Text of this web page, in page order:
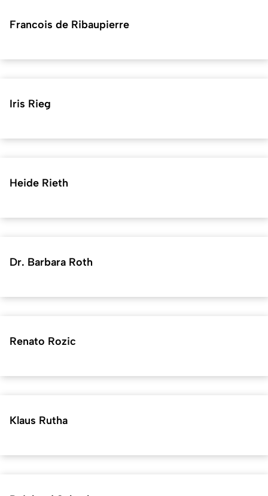
Francois de Ribaupierre
Iris Rieg
Heide Rieth
Dr. Barbara Roth
Renato Rozic
Klaus Rutha